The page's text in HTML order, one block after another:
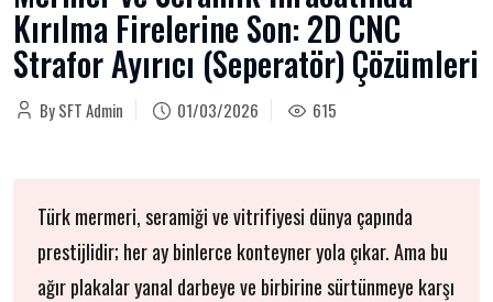
Kırılma Firelerine Son: 2D CNC
Strafor Ayırıcı (Seperatör) Çözümleri
By SFT Admin 01/03/2026 615
Türk mermeri, seramiği ve vitrifiyesi dünya çapında
prestijlidir; her ay binlerce konteyner yola çıkar. Ama bu
ağır plakalar yanal darbeye ve birbirine sürtünmeye karşı